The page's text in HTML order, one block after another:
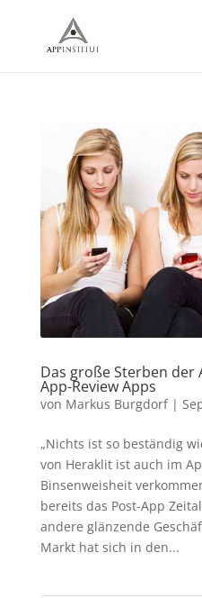
Das große Sterben der
App-Review Apps
von Markus Burgdorf|
„Nichts ist so beständig
von Heraklit ist auch im
Binsenweisheit
bereits das Post-App
andere glänzende
Markt hat sich in den...